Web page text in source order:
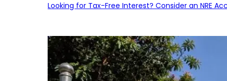
Looking for Tax-Free Interest? Consider an NRE